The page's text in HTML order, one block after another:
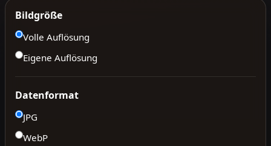
Bildgröße
Volle Auflösung
Eigene Auflösung
Datenformat
JPG
WebP